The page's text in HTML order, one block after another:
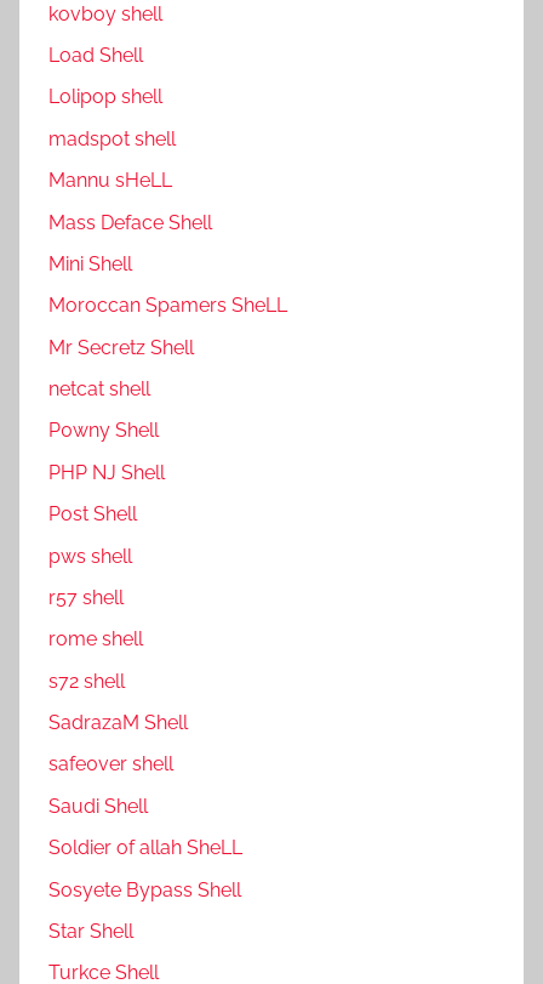
kovboy shell
Load Shell
Lolipop shell
madspot shell
Mannu sHeLL
Mass Deface Shell
Mini Shell
Moroccan Spamers SheLL
Mr Secretz Shell
netcat shell
P0wny Shell
PHP NJ Shell
Post Shell
pws shell
r57 shell
rome shell
s72 shell
SadrazaM Shell
safe0ver shell
Saudi Shell
Soldier of allah SheLL
Sosyete Bypass Shell
Star Shell
Turkce Shell